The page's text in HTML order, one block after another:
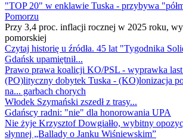
"TOP 20" w enklawie Tuska - przybywa
Pomorzu
Przy 3,4 proc. inflacji rocznej w 2025 roku,
pomorskiej
Czytaj historię u źródła. 45 lat "Tygodnika
Gdańsk upamiętnił...
Prawo prawa koalicji KO/PSL - wyprawka
(PO)lityczny dobytek Tuska - (KO)lonizacja
na... garbach chorych
Włodek Szymański zszedł z trasy...
Gdańscy radni: "nie" dla honorowania UPA
Nie żyje Krzysztof Dowgiałło, wybitny
słynnej „Ballady o Janku Wiśniewskim”